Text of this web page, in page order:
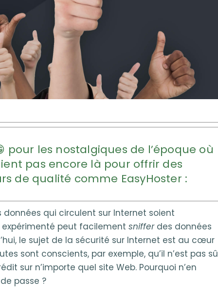
pour les nostalgiques de l’époque où
pas encore là pour offrir des
de qualité comme EasyHoster :
qui circulent sur Internet soient
expérimenté peut facilementsnifferdes données
le sujet de la sécurité sur Internet est au cœur
sont conscients, par exemple, qu’il n’est pas
sur n’importe quel site Web. Pourquoi n’en
passe ?